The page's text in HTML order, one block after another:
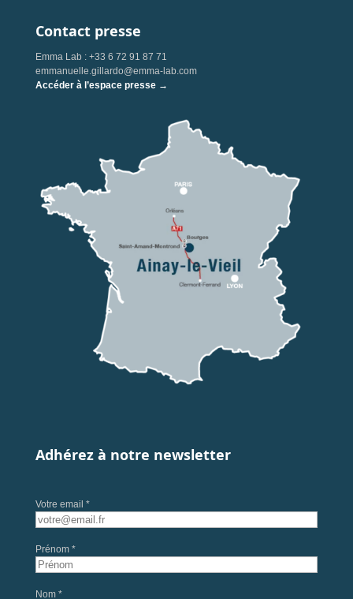
Contact presse
Emma Lab : +33 6 72 91 87 71
emmanuelle.gillardo@emma-lab.com
Accéder à l’espace presse →
Adhérez à notre newsletter
Votre email *
Prénom *
Nom *